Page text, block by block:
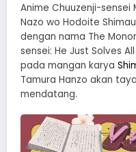
Anime Chuuzenji-sensei
Nazo wo Hodoite
dengan nama The
sensei: He Just Solves
pada mangan karya
Tamura Hanzo akan
mendatang.